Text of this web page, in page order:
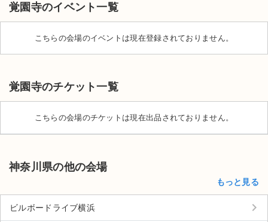
お知らせ
覚園寺のイベント一覧
こちらの会場のイベントは現在登録されておりません。
覚園寺のチケット一覧
こちらの会場のチケットは現在出品されておりません。
神奈川県の他の会場
もっと見る
ビルボードライブ横浜 keyboard_arrow_right